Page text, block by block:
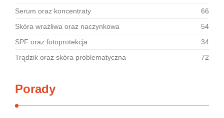
Serum oraz koncentraty
66
Skóra wrażliwa oraz naczynkowa
54
SPF oraz fotoprotekcja
34
Trądzik oraz skóra problematyczna
72
Porady